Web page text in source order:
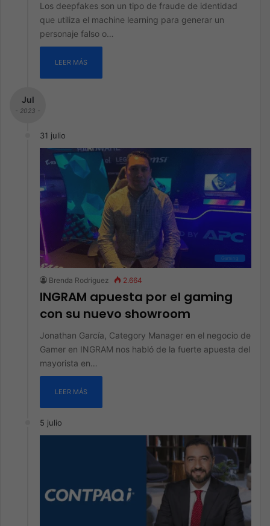
Los deepfakes son un tipo de fraude de identidad
que utiliza el machine learning para generar un
personaje falso o…
LEER MÁS
Jul
- 2023 -
31 julio
Gaming
Brenda Rodriguez 2.664
INGRAM apuesta por el gaming
con su nuevo showroom
Jonathan García, Category Manager en el negocio de
Gamer en INGRAM nos habló de la fuerte apuesta del
mayorista en…
LEER MÁS
5 julio